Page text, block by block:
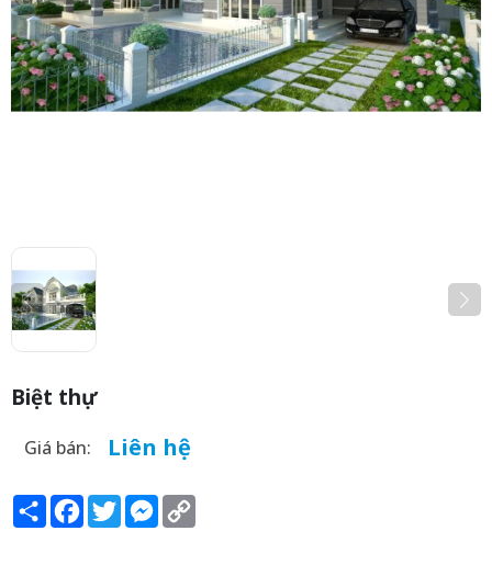
Biệt thự
Giá bán: Liên hệ
Share Facebook
TwitterMessenger